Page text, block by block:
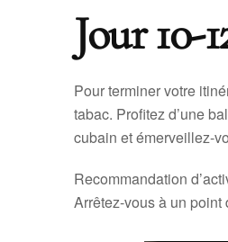
Jour 10-
Pour terminer votre
tabac. Profitez d’une
cubain et émerveillez-
Recommandation
Arrêtez-vous à un point